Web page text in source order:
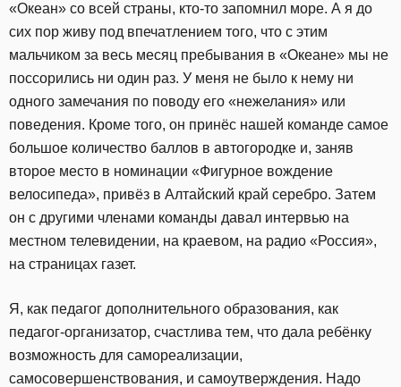
«Океан» со всей страны, кто-то запомнил море. А я до
сих пор живу под впечатлением того, что с этим
мальчиком за весь месяц пребывания в «Океане» мы не
поссорились ни один раз. У меня не было к нему ни
одного замечания по поводу его «нежелания» или
поведения. Кроме того, он принёс нашей команде самое
большое количество баллов в автогородке и, заняв
второе место в номинации «Фигурное вождение
велосипеда», привёз в Алтайский край серебро. Затем
он с другими членами команды давал интервью на
местном телевидении, на краевом, на радио «Россия»,
на страницах газет.
Я, как педагог дополнительного образования, как
педагог-организатор, счастлива тем, что дала ребёнку
возможность для самореализации,
самосовершенствования, и самоутверждения. Надо